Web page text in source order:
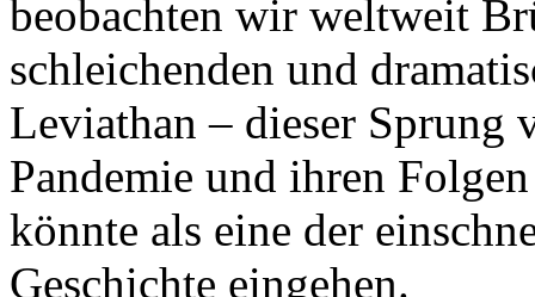
beobachten wir weltweit
schleichenden und
Leviathan – dieser Sprung
Pandemie und ihren
könnte als eine der
Geschichte eingehen.